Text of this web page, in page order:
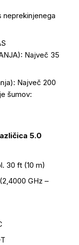
neprekinjenega
Največ 35
Največ 200
šumov:
5.0
30 ft (10 m)
GHz –